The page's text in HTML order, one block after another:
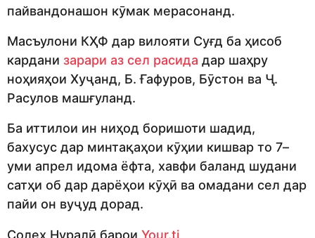
пайвандонашон кӯмак мерасонанд.
Масъулони КҲФ дар вилояти Суғд ба ҳисоб
кардани зарари аз сел расида дар шаҳру
ноҳияҳои Хуҷанд, Б. Ғафуров, Бӯстон ва Ҷ.
Расулов машғуланд.
Ба иттилои ин ниҳод боришоти шадид,
бахусус дар минтақаҳои кӯҳии кишвар то 7–
уми апрел идома ёфта, хавфи баланд шудани
сатҳи об дар дарёҳои кӯҳӣ ва омадани сел дар
пайи он вуҷуд дорад.
Солеҳ Нуралӣ барои Your.tj